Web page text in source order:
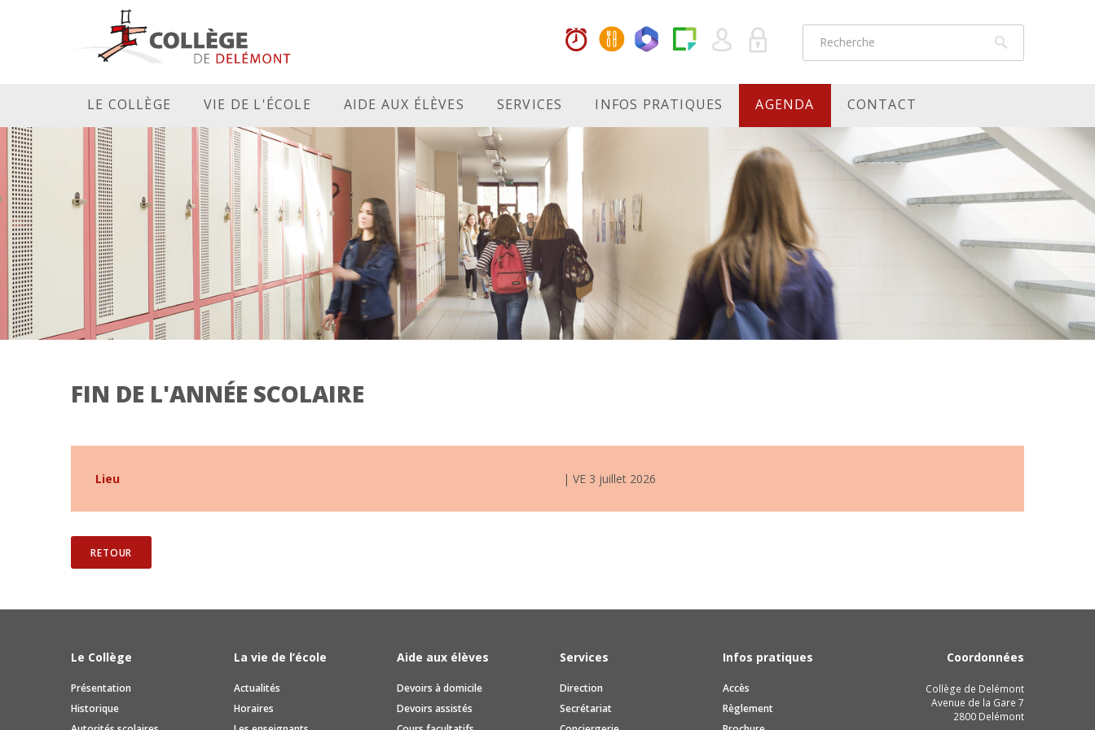
LE COLLÈGE VIE DE L'ÉCOLE AIDE AUX ÉLÈVES SERVICES INFOS PRATIQUES AGENDA CONTACT
FIN DE L'ANNÉE SCOLAIRE
Lieu | VE 3 juillet 2026
RETOUR
Le Collège
Présentation
Historique
La vie de l’école
Actualités
Horaires
Aide aux élèves
Devoirs à domicile
Devoirs assistés
Services
Direction
Secrétariat
Infos pratiques
Accès
Règlement
Coordonnées
Collège de Delémont
Avenue de la Gare 7
2800 Delémont